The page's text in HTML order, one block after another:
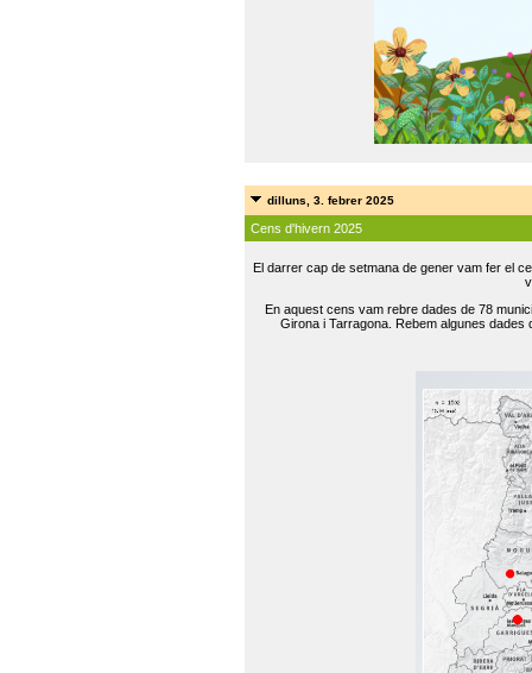
dilluns, 3. febrer 2025
Cens d'hivern 2025
El darrer cap de setmana de gener vam fer el
En aquest cens vam rebre dades de 78
Girona i Tarragona. Rebem algunes